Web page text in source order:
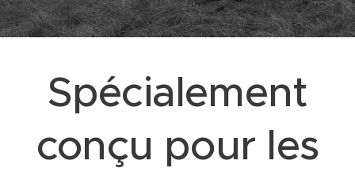
Spécialement
conçu pour les